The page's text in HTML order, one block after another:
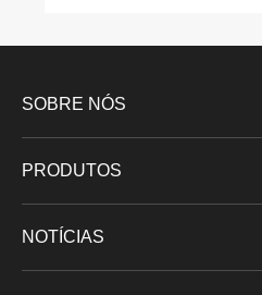
SOBRE NÓS
PRODUTOS
NOTÍCIAS